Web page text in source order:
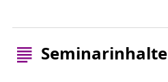
Seminarinhalte